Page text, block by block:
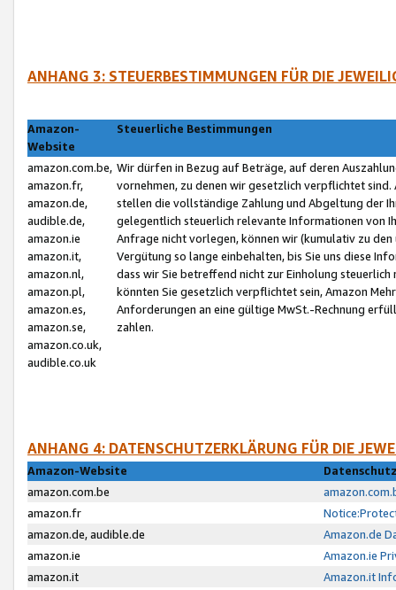
ANHANG 3: STEUERBESTIMMUNGEN FÜR DIE
Amazon-
Website
Steuerliche Bestimmungen
amazon.com.be,
amazon.fr,
amazon.de,
audible.de,
amazon.ie
amazon.it,
amazon.nl,
amazon.pl,
amazon.es,
amazon.se,
amazon.co.uk,
audible.co.uk
Wir dürfen in Bezug auf Beträge, auf deren
vornehmen, zu denen wir gesetzlich verpflichtet
stellen die vollständige Zahlung und Abgeltung der
gelegentlich steuerlich relevante Informationen von
Anfrage nicht vorlegen, können wir (kumulativ zu
Vergütung so lange einbehalten, bis Sie uns diese
dass wir Sie betreffend nicht zur Einholung
könnten Sie gesetzlich verpflichtet sein, Amazon
Anforderungen an eine gültige MwSt.-Rechnung
zahlen.
ANHANG 4: DATENSCHUTZERKLÄRUNG FÜR DIE
Amazon-Website
amazon.com.be
amazon.fr
amazon.de, audible.de
Amazon.de
amazon.ie
Amazon.ie
amazon.it
Amazon.it